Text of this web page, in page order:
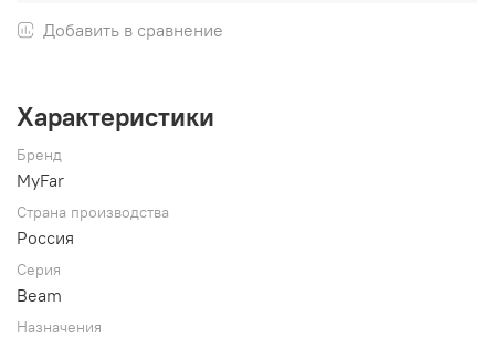
Добавить в сравнение
Характеристики
Бренд
MyFar
Страна производства
Россия
Серия
Beam
Назначения